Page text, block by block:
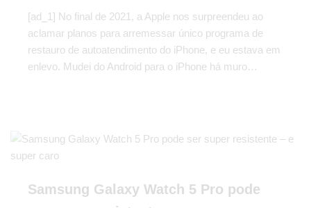
[ad_1] No final de 2021, a Apple nos surpreendeu ao
aclamar planos para arremessar único programa de
restauro de autoatendimento do iPhone, e eu estava em
enlevo. Mudei do Android para o iPhone há muro…
Samsung Galaxy Watch 5 Pro pode